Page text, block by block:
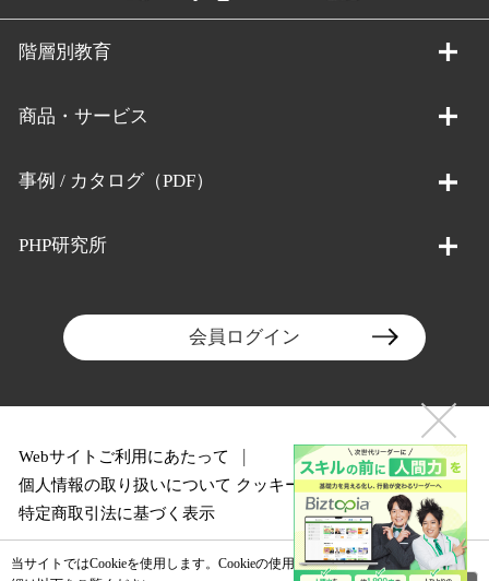
階層別教育
商品・サービス
事例 / カタログ（PDF）
PHP研究所
会員ログイン
Webサイトご利用にあたって
個人情報の取り扱いについて クッキーポリシー
特定商取引法に基づく表示
当サイトではCookieを使用します。Cookieの使用に関する詳